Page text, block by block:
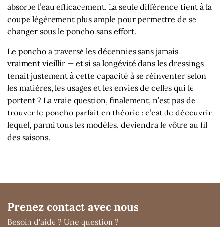
absorbe l’eau efficacement. La seule différence tient à la
coupe légèrement plus ample pour permettre de se
changer sous le poncho sans effort.
Le poncho a traversé les décennies sans jamais
vraiment vieillir — et si sa longévité dans les dressings
tenait justement à cette capacité à se réinventer selon
les matières, les usages et les envies de celles qui le
portent ? La vraie question, finalement, n’est pas de
trouver le poncho parfait en théorie : c’est de découvrir
lequel, parmi tous les modèles, deviendra le vôtre au fil
des saisons.
Prenez contact avec nous
Besoin d'aide ? Une question ?